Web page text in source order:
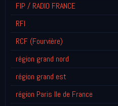
FIP / RADIO FRANCE
RFI
RCF (Fourvière)
région grand nord
région grand est
région Paris Ile de France